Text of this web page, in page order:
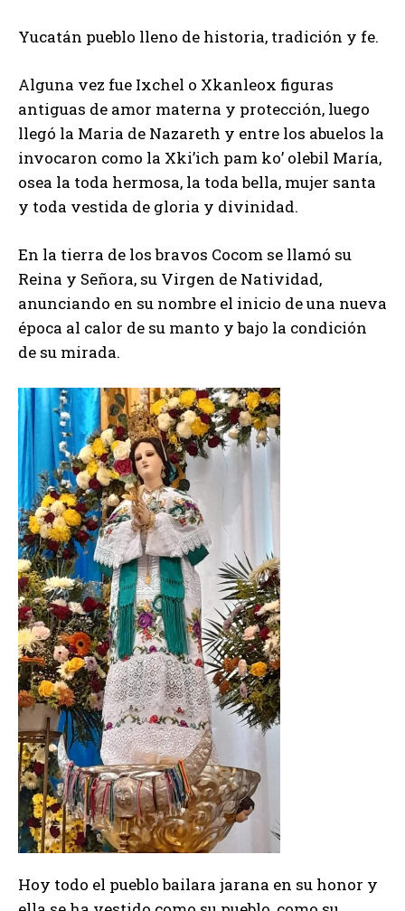
Yucatán pueblo lleno de historia, tradición y fe.
Alguna vez fue Ixchel o Xkanleox figuras
antiguas de amor materna y protección, luego
llegó la Maria de Nazareth y entre los abuelos la
invocaron como la Xki’ich pam ko’ olebil María,
osea la toda hermosa, la toda bella, mujer santa
y toda vestida de gloria y divinidad.
En la tierra de los bravos Cocom se llamó su
Reina y Señora, su Virgen de Natividad,
anunciando en su nombre el inicio de una nueva
época al calor de su manto y bajo la condición
de su mirada.
Hoy todo el pueblo bailara jarana en su honor y